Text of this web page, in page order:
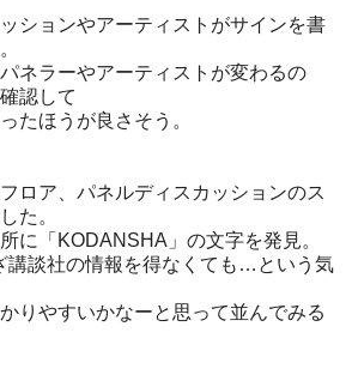
ションやアーティストがサインを書
ラーやアーティストが変わるの
認して
ほうが良さそう。
ロア、パネルディスカッションのス
た。
に「KODANSHA」の文字を発見。
講談社の情報を得なくても…という気
りやすいかなーと思って並んでみる